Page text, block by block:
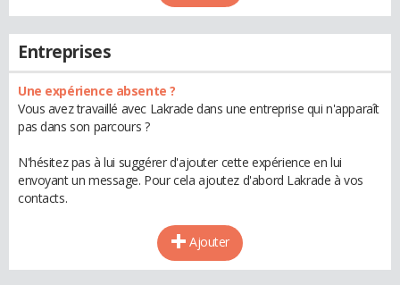
Entreprises
Une expérience absente ?
Vous avez travaillé avec Lakrade dans une entreprise qui n'apparaît
pas dans son parcours ?
N'hésitez pas à lui suggérer d'ajouter cette expérience en lui
envoyant un message. Pour cela ajoutez d'abord Lakrade à vos
contacts.
Ajouter